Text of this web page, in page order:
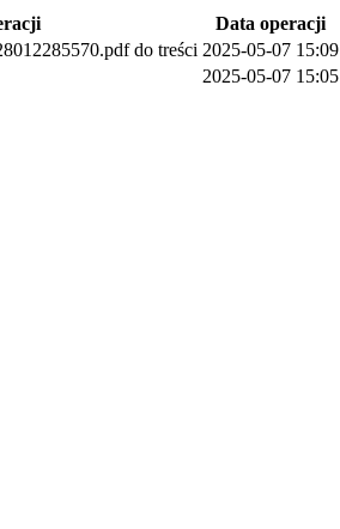
Data operacji
do treści 2025-05-07 15:09
2025-05-07 15:05